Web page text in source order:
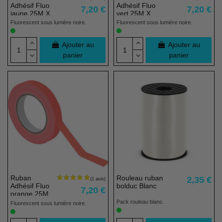
(4 avis)
Adhésif Fluo
jaune 25M X
1,9 CM
7,20 €
Fluorescent sous lumière noire.
Ajouter au
panier
Adhésif Fluo
vert 25M X
1,9 CM
7,20 €
Fluorescent sous lumière noire.
Ajouter au
panier
Ruban
Adhésif Fluo
orange 25M
X 1,9 CM
7,20 €
Fluorescent sous lumière noire.
Rouleau ruban
bolduc Blanc
2,35 €
Pack rouleau blanc.